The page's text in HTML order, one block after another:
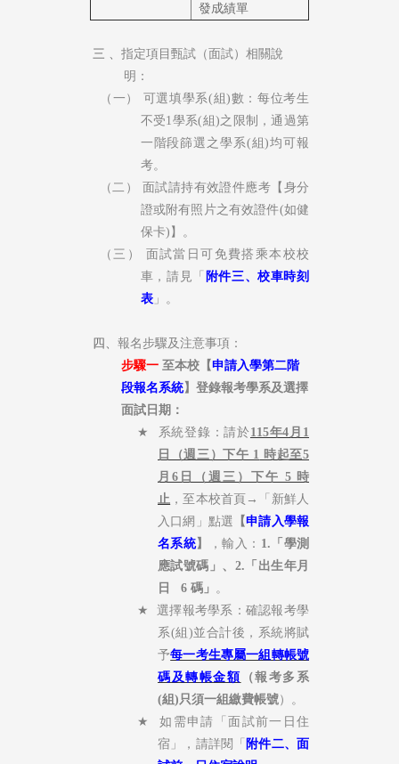
發成績單
三 、 指定項目 甄試（面試）相關說
明：
（一）
可選填學系(組)數：每位考生
不受1 學系(組)之限制，通過第
一階段篩選之學系(組)均可報
考。
（二）
面試請持有效證件應考【身分
證或附有照片之有效證件(如健
保卡) 】。
（三）
面試當日可免費搭乘本校校
車，請見「 附件三、校車時刻
表」。
四、 報名步驟及注意事項 ：
步驟一 至本校【申請入學第二階
段報名系統】登錄報考學系及選擇
面試日期：
★
系統登錄：請於115年4月1
日（週三）下午 1 時起至5
月6日
（週三） 下午 5 時
止 ，至本校首頁 →
「新鮮人
入口網」點選 【申請入學報
名系統】 ，輸入： 1. 「學測
應試號碼」、 2. 「出生年月
日 6 碼」 。
★
選擇報考學系：確認報考學
系(組 )並合計後，系統將賦
予每一考生專屬一組轉帳號
碼及轉帳金額 （報考多系
(組 ) 只須一組繳費帳號）。
★
如需申請「面試前一日住
宿」，請詳閱「 附件二、面